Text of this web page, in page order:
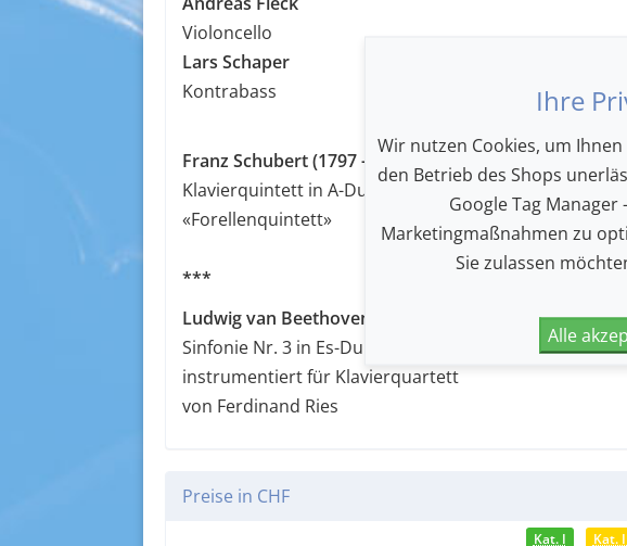
Violoncello
Lars Schaper
Kontrabass
Franz Schubert (1797 - 1828)
Klavierquintett in A-Dur, op. post. 114, D 667
«Forellenquintett»
***
Ludwig van Beethoven (1770 - 1827)
Sinfonie Nr. 3 in Es-Dur op. 55
instrumentiert für Klavierquartett
von Ferdinand Ries
Preise in CHF
Kat. I Kat.
Ihre
Wir nutzen Cookies, um
den Betrieb des Shops
Google Tag
Marketingmaßnahmen zu
Sie zulassen
Alle